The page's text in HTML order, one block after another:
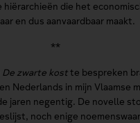
hiërarchieën die het
en dus aanvaardbaar maakt.
**
De zwarte kostte bespreken
Nederlands in mijn Vlaamse
jaren negentig. De novelle
noch enige